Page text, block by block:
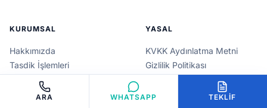
KURUMSAL
Hakkımızda
Tasdik İşlemleri
Belge Türleri
YASAL
KVKK Aydınlatma Metni
Gizlilik Politikası
Kullanım Koşulları
ARA WHATSAPP TEKLIF